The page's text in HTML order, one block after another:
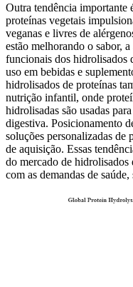
Outra tendência importante
proteínas vegetais
veganas e livres de
estão melhorando o sabor,
funcionais dos hidrolisados
uso em bebidas e
hidrolisados ​​de proteínas
nutrição infantil, onde
hidrolisadas são usadas
digestiva. Posicionamento
soluções personalizadas de
de aquisição. Essas
do mercado de
com as demandas de